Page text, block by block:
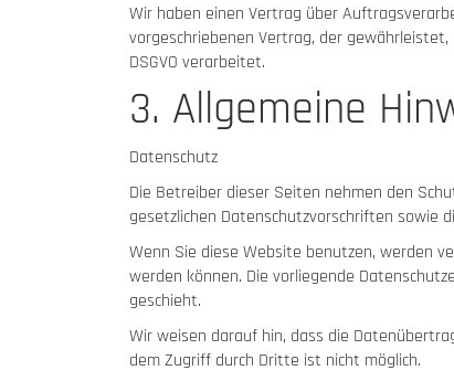
Wir haben einen Vertrag über
vorgeschriebenen Vertrag, der
DSGVO verarbeitet.
3. Allgemeine
Datenschutz
Die Betreiber dieser Seiten nehmen den
gesetzlichen Datenschutzvorschriften sowie
Wenn Sie diese Website benutzen, werden
werden können. Die vorliegende
geschieht.
Wir weisen darauf hin, dass die
dem Zugriff durch Dritte ist nicht möglich.